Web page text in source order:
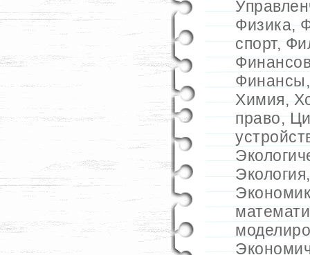
Физика,
спорт,
Финансы
Химия,
право,
Экология